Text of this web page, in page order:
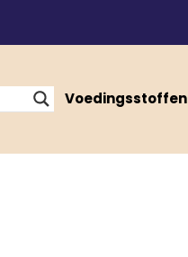
Voedingsstoffen